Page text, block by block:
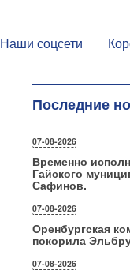
Наши соцсети
Последние
07-08-2026
Временно
Гайского
Сафинов.
07-08-2026
Оренбургская
покорила
07-08-2026